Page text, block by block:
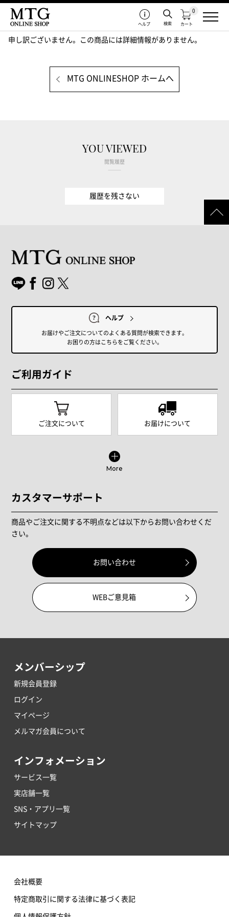
カート
0
検索
ヘルプ
申し訳ございません。この商品には詳細情報がありません。
MTG ONLINESHOP ホームへ
YOU VIEWED
閲覧履歴
履歴を残さない
ヘルプ
お届けやご注文についてのよくある質問が検索できます。
お困りの方はこちらをご覧ください。
ご利用ガイド
ご注文について お届けについて
More
カスタマーサポート
商品やご注文に関する不明点などは以下からお問い合わせくだ
さい。
お問い合わせ
WEBご意見箱
メンバーシップ
新規会員登録
ログイン
マイページ
メルマガ会員について
インフォメーション
サービス一覧
実店舗一覧
SNS・アプリ一覧
サイトマップ
会社概要
特定商取引に関する法律に基づく表記